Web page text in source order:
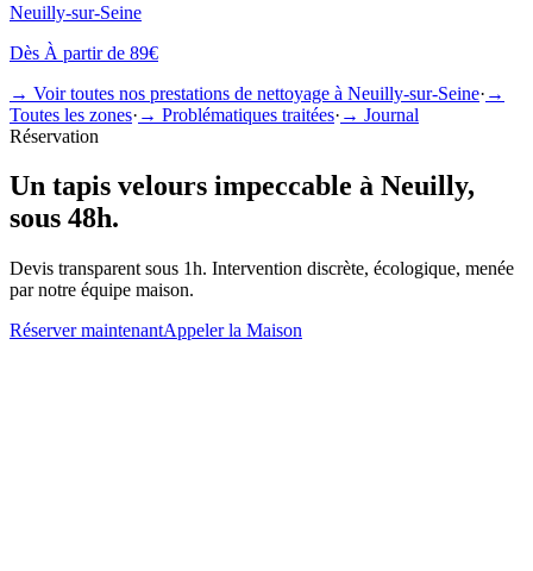
Neuilly-sur-Seine
Dès À partir de 89€
→ Voir toutes nos prestations de nettoyage à Neuilly-sur-Seine· →
Toutes les zones· → Problématiques traitées· → Journal
Réservation
Un tapis velours impeccable à Neuilly,
sous 48h.
Devis transparent sous 1h. Intervention discrète, écologique, menée
par notre équipe maison.
Réserver maintenantAppeler la Maison